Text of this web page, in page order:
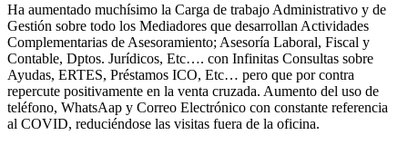
Ha aumentado muchísimo la Carga de trabajo Administrativo y de
Gestión sobre todo los Mediadores que desarrollan Actividades
Complementarias de Asesoramiento; Asesoría Laboral, Fiscal y
Contable, Dptos. Jurídicos, Etc…. con Infinitas Consultas sobre
Ayudas, ERTES, Préstamos ICO, Etc… pero que por contra
repercute positivamente en la venta cruzada. Aumento del uso de
teléfono, WhatsAap y Correo Electrónico con constante referencia
al COVID, reduciéndose las visitas fuera de la oficina.